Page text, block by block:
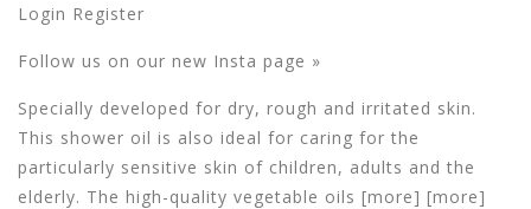
Login Register
Follow us on our new Insta page »
Specially developed for dry, rough and irritated skin.
This shower oil is also ideal for caring for the
particularly sensitive skin of children, adults and the
elderly. The high-quality vegetable oils [more] [more]